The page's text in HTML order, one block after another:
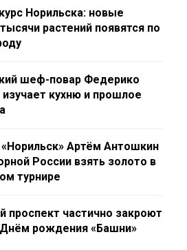
Норильска: новые
растений появятся по
шеф-повар Федерико
кухню и прошлое
Артём Антошкин
России взять золото в
турнире
проспект частично закроют
Днём рождения «Башни»